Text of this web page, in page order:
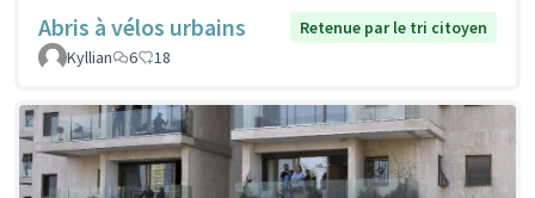
Abris à vélos urbains
Retenue par le tri citoyen
Kyllian
6 18